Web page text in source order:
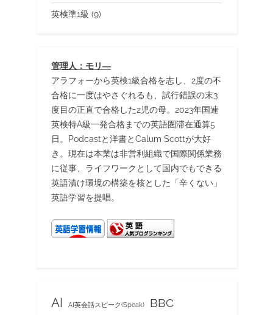
英検準1級 (9)
管理人：モリ―
アラフォーから英検1級合格を志し、2度の不
合格に一度はやさぐれるも、試行錯誤の末3
度目の正直で合格した2児の母。2023年国連
英検特A級一発合格までの英語圏滞在通算5
日。Podcastと洋書とCalum Scottが大好
き。現在は本業は非営利組織で国際関係業務
に従事、ライフワークとして国内でもできる
英語漬け環境の構築を核とした「辛くない」
英語学習を提唱。
AI AI英会話スピーク(Speak) BBC